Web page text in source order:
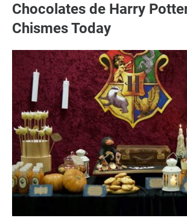
Chocolates de Harry
Chismes Today